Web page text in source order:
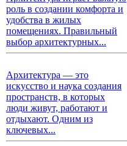
роль в создании комфорта и
удобства в жилых
помещениях. Правильный
выбор архитектурных...
Архитектура — это
искусство и наука создания
пространств, в которых
люди живут, работают и
отдыхают. Одним из
ключевых...